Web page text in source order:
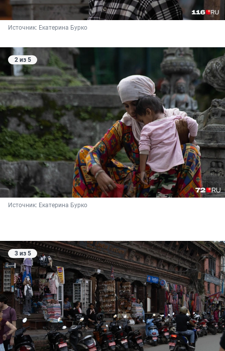
Источник: Екатерина Бурко
2 из 5
Источник: Екатерина Бурко
3 из 5